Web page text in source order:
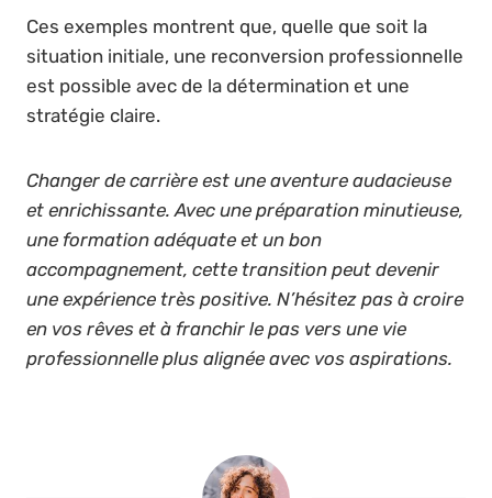
Ces exemples montrent que, quelle que soit la
situation initiale, une reconversion professionnelle
est possible avec de la détermination et une
stratégie claire.
Changer de carrière est une aventure audacieuse
et enrichissante. Avec une préparation minutieuse,
une formation adéquate et un bon
accompagnement, cette transition peut devenir
une expérience très positive. N’hésitez pas à croire
en vos rêves et à franchir le pas vers une vie
professionnelle plus alignée avec vos aspirations.